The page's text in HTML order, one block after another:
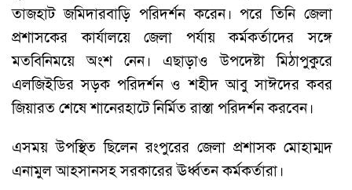
তাজহাট জমিদারবাড়ি পরিদর্শন করেন। পরে তিনি জেলা
প্রশাসকের কার্যালয়ে জেলা পর্যায় কর্মকর্তাদের সঙ্গে
মতবিনিময়ে অংশ নেন। এছাড়াও উপদেষ্টা মিঠাপুকুরে
এলজিইডির সড়ক পরিদর্শন ও শহীদ আবু সাঈদের কবর
জিয়ারত শেষে শানেরহাটে নির্মিত রাস্তা পরিদর্শন করবেন।
এসময় উপস্থিত ছিলেন রংপুরের জেলা প্রশাসক মোহাম্মদ
এনামুল আহসানসহ সরকারের ঊর্ধ্বতন কর্মকর্তারা।